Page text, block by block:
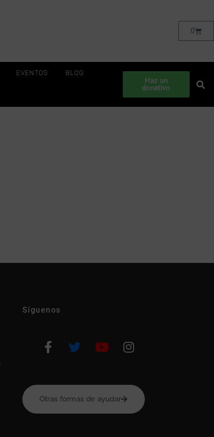
0
EVENTOS BLOG
Haz un
donativo
Síguenos
Otras formas de ayudar